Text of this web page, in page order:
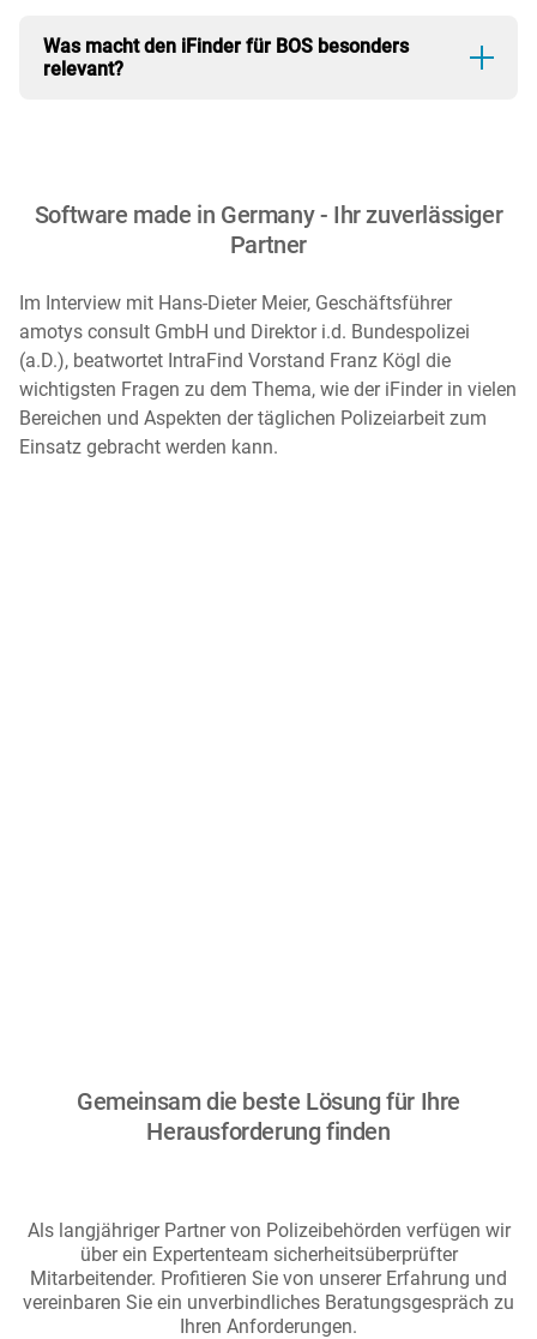
Zusammenfassungen und Antworten aus vorhandenen
Inhalten und verweist transparent auf die zugrunde
Revision sorgen Protokollierungs- und Audit-Funktionen,
durch die Suchvorgänge und Zugriffe transparent und
Was macht den iFinder für BOS besonders
relevant?
Zugriffskontrolle, Nachvollziehbarkeit und Betrieb in
Software made in Germany - Ihr zuverlässiger
Partner
Im Interview mit Hans-Dieter Meier, Geschäftsführer
amotys consult GmbH und Direktor i.d. Bundespolizei
(a.D.), beatwortet IntraFind Vorstand Franz Kögl die
wichtigsten Fragen zu dem Thema, wie der iFinder in vielen
Bereichen und Aspekten der täglichen Polizeiarbeit zum
Einsatz gebracht werden kann.
Gemeinsam die beste Lösung für Ihre
Herausforderung finden
Als langjähriger Partner von Polizeibehörden verfügen wir
über ein Expertenteam sicherheitsüberprüfter
Mitarbeitender. Profitieren Sie von unserer Erfahrung und
vereinbaren Sie ein unverbindliches Beratungsgespräch zu
Ihren Anforderungen.